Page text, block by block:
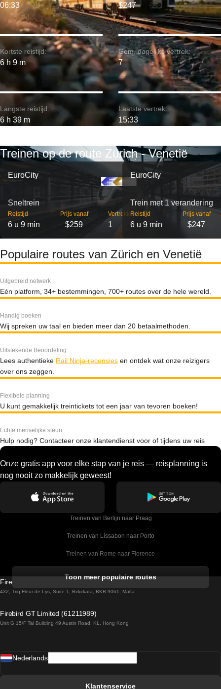
Kortste reistijd:
6 h 9 m
06:33
Langste reistijd:
6 h 39 m
$247
Gem. dagelijks vertrek:
7
Laatste vertrek:
15:33
Treinen op de route Zürich - Venetië
EuroCity
Sneltrein
Reistijd
6 u 9 min
Prijs vanaf
$259
Vertrekken
1
EuroCity
Trein met 1 verandering
Reistijd
6 u 9 min
Prijs vanaf
$247
Populaire routes van Zürich en Venetië
Uitgebreid netwerk
Eén platform, 34+ bestemmingen, 700+ routes over de hele wereld.
Handig boeken
Wij spreken uw taal en bieden meer dan 20 betaalmethoden.
Uitstekende Beoordeling
Lees authentieke Rail Ninja-recensies en ontdek wat onze reizigers
over ons zeggen.
Flexibele planning
U kunt gemakkelijk treintickets tot een jaar van tevoren boeken!
Echte menselijke steun
Hulp nodig? Contacteer onze klantendienst voor of tijdens uw reis
Onze gratis app voor elke stap van je reis — reisplanning is
nog nooit zo makkelijk geweest!
Treinen van Berlijn naar Praag
Treinen van Lissabon naar Porto
Treinen van Rome naar Florence
Treinen van Sevilla naar Barcelona
Treinen van Praag naar Wenen
Toon meer populaire routes
Firebird GT Limited (OC 1451)
432, Triq Fleur de Lys, Suite 1, Birkirkara, BKR 9061, Malta
Firebird GT Limited (61211989)
Unit G 15/F Tal Building 49 Austin Road, KL, Hong Kong
Nederlands
Klantenservice